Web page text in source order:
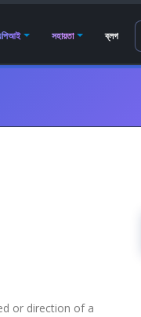
সহায়তা ব্লগ
or direction of a